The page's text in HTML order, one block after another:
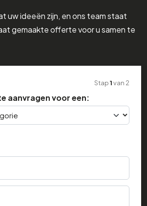
uw ideeën zijn, en ons team staat
gemaakte offerte voor u samen te
Stap1van 2
aanvragen voor een: